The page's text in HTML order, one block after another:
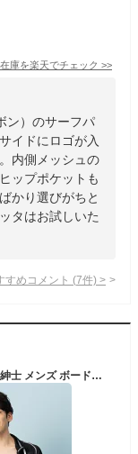
庫を楽天でチェック >>
ン）のサーフパ
イドにロゴが入
内側メッシュの
ップポケットも
かり選びがちと
タはお試しいた
すめコメント (7件) >
【早割30%OFF】ブランド サーフパンツ ロング 紳士 メンズ ボードショーツ 水着 M L LL メッシュインナー付き トランクス 海パン スイムウェア ひざ丈 水陸両用 UPF50+ 紫外線カット率90%以上 メール便送料無料